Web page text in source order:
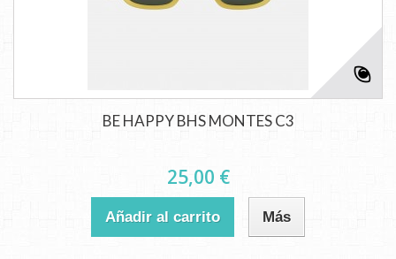
BE HAPPY BHS MONTES C3
25,00 €
Añadir al carrito Más